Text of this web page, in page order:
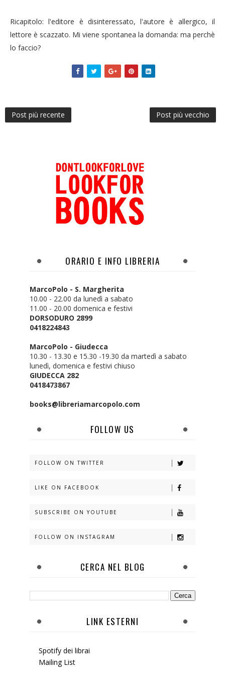
Ricapitolo: l'editore è disinteressato, l'autore è allergico, il
lettore è scazzato. Mi viene spontanea la domanda: ma perchè
lo faccio?
Post più recente Post più vecchio
ORARIO E INFO LIBRERIA
MarcoPolo - S. Margherita
10.00 - 22.00 da lunedì a sabato
11.00 - 20.00 domenica e festivi
DORSODURO 2899
0418224843
MarcoPolo - Giudecca
10.30 - 13.30 e 15.30 -19.30 da martedì a sabato
lunedì, domenica e festivi chiuso
GIUDECCA 282
0418473867
books@libreriamarcopolo.com
FOLLOW US
FOLLOW ON TWITTER
LIKE ON FACEBOOK
SUBSCRIBE ON YOUTUBE
FOLLOW ON INSTAGRAM
CERCA NEL BLOG
LINK ESTERNI
Spotify dei librai
Mailing List